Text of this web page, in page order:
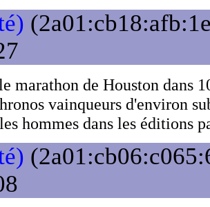
marathon de Houston dans
vainqueurs d'environ
hommes dans les éditions